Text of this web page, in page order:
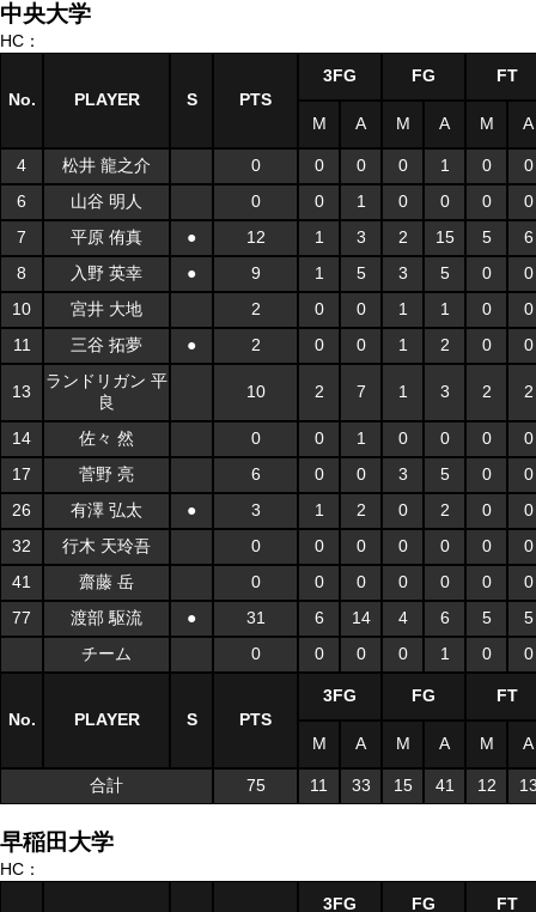
中央大学
HC：
No. PLAYER S PTS
3FG FG FT
M A M A M A
4 松井 龍之介 0 0 0 0 1 0
0
6
山谷 明人 0 0 1 0 0 0
0
7
平原 侑真 ● 12 1 3 2 15 5
6
8
入野 英幸 ● 9 1 5 3 5 0
0
10
宮井 大地 2 0 0 1 1 0
0
11
三谷 拓夢 ● 2 0 0 1 2 0 0
13
ランドリガン 平
良
10 2 7 1 3 2 2
14 佐々 然 0 0 1 0 0 0
0
17
菅野 亮 6 0 0 3 5 0
0
26
有澤 弘太 ● 3 1 2 0 2 0
0
32
行木 天玲吾 0 0 0 0 0 0
0
41
齋藤 岳 0 0 0 0 0 0
0
77
渡部 駆流 ● 31 6 14 4 6 5
5
チーム
0 0 0 0 1 0 0
No. PLAYER S PTS
3FG FG FT
M A M A M A
合計 75 11 33 15 41 12
早稲田大学
HC：
3FG FG FT